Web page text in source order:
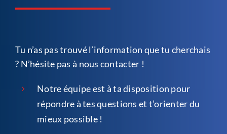
Tu n’as pas trouvé l’information que tu cherchais
? N’hésite pas à nous contacter !
Notre équipe est à ta disposition pour
répondre à tes questions et t’orienter du
mieux possible !